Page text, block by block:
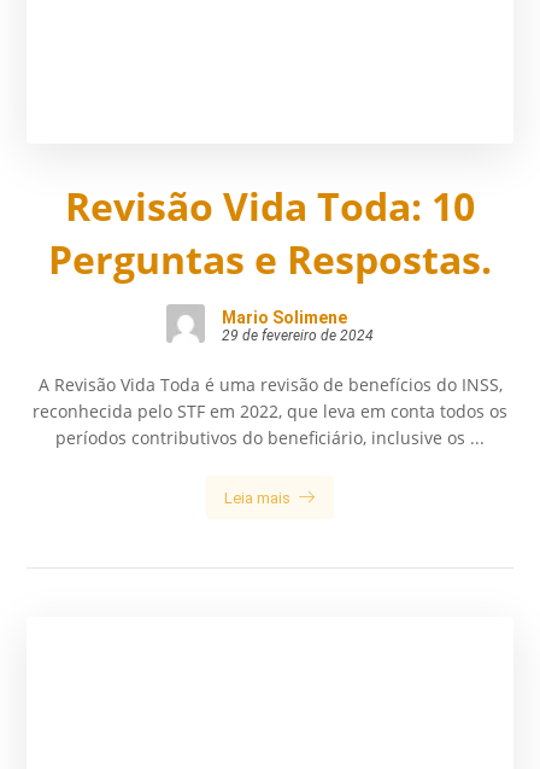
Revisão Vida Toda: 10
Perguntas e Respostas.
Mario Solimene
29 de fevereiro de 2024
A Revisão Vida Toda é uma revisão de benefícios do INSS,
reconhecida pelo STF em 2022, que leva em conta todos os
períodos contributivos do beneficiário, inclusive os ...
Leia mais